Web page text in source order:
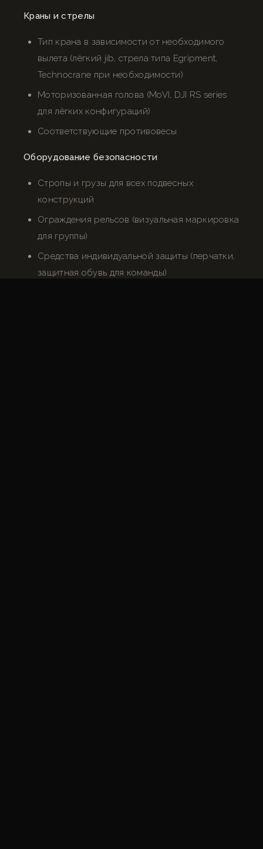
Краны и стрелы
Тип крана в зависимости от необходимого
вылета (лёгкий jib, стрела типа Egripment,
Technocrane при необходимости)
Моторизованная голова (MoVI, DJI RS series
для лёгких конфигураций)
Соответствующие противовесы
Оборудование безопасности
Стропы и грузы для всех подвесных
конструкций
Ограждения рельсов (визуальная маркировка
для группы)
Средства индивидуальной защиты (перчатки,
защитная обувь для команды)